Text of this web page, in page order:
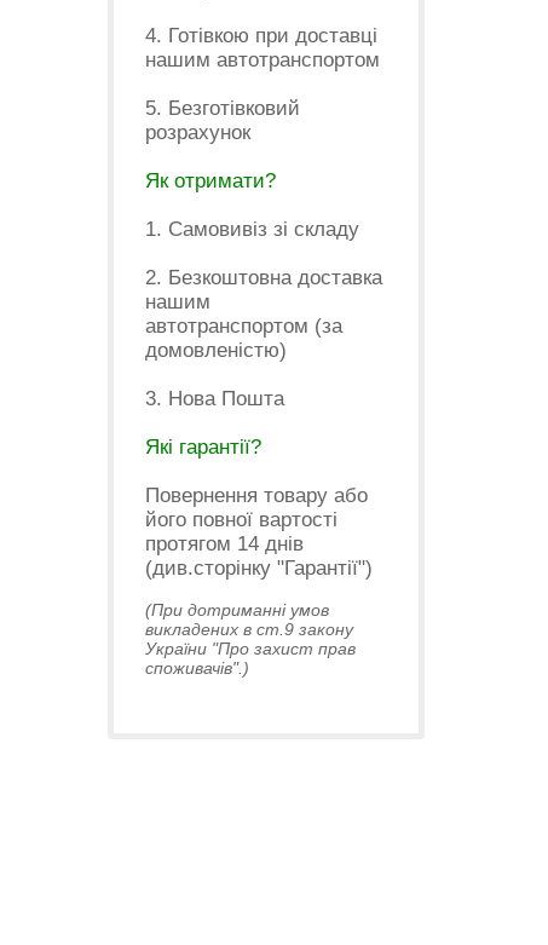
4. Готівкою при доставці
нашим автотранспортом
5. Безготівковий
розрахунок
Як отримати?
1. Самовивіз зі складу
2. Безкоштовна доставка
нашим
автотранспортом (за
домовленістю)
3. Нова Пошта
Які гарантії?
Повернення товару або
його повної вартості
протягом 14 днів
(див.сторінку "Гарантії")
(При дотриманні умов
викладених в ст.9 закону
України "Про захист прав
споживачів".)